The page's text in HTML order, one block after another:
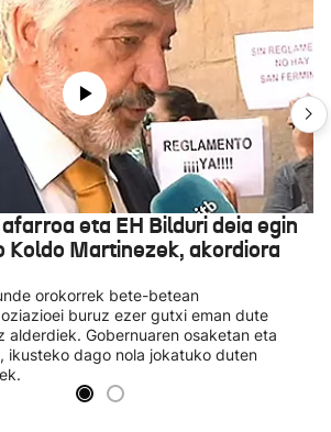
eta EH Bilduri deia egin
Koldo Martinezek, akordiora
orokorrek bete-betean
buruz ezer gutxi eman dute
alderdiek. Gobernuaren osaketan eta
ikusteko dago nola jokatuko duten